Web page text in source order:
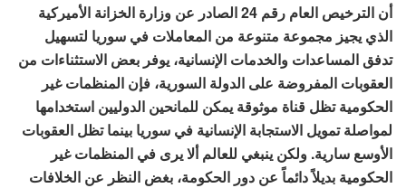
أن الترخيص العام رقم 24 الصادر عن وزارة الخزانة الأميركية
الذي يجيز مجموعة متنوعة من المعاملات في سوريا لتسهيل
تدفق المساعدات والخدمات الإنسانية، يوفر بعض الاستثناءات من
العقوبات المفروضة على الدولة السورية، فإن المنظمات غير
الحكومية تظل قناة موثوقة يمكن للمانحين الدوليين استخدامها
لمواصلة تمويل الاستجابة الإنسانية في سوريا بينما تظل العقوبات
الأوسع سارية. ولكن ينبغي للعالم ألا يرى في المنظمات غير
الحكومية بديلاً دائماً عن دور الحكومة، بغض النظر عن الخلافات